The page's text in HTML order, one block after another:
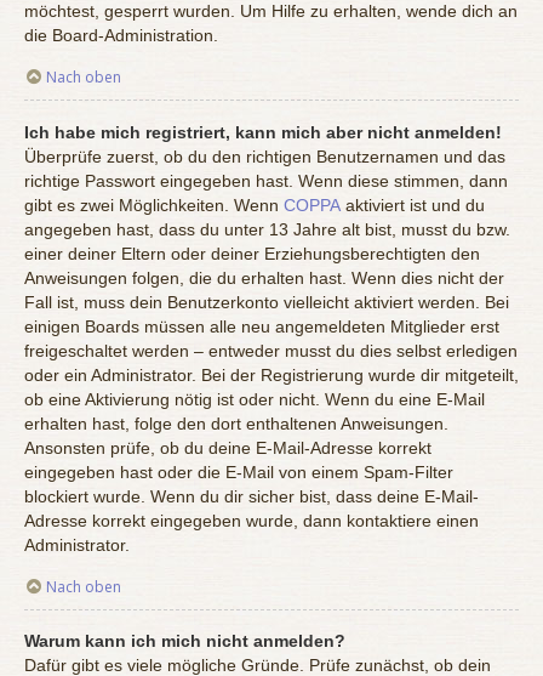
möchtest, gesperrt wurden. Um Hilfe zu erhalten, wende dich an
die Board-Administration.
Nach oben
Ich habe mich registriert, kann mich aber nicht anmelden!
Überprüfe zuerst, ob du den richtigen Benutzernamen und das
richtige Passwort eingegeben hast. Wenn diese stimmen, dann
gibt es zwei Möglichkeiten. Wenn COPPA aktiviert ist und du
angegeben hast, dass du unter 13 Jahre alt bist, musst du bzw.
einer deiner Eltern oder deiner Erziehungsberechtigten den
Anweisungen folgen, die du erhalten hast. Wenn dies nicht der
Fall ist, muss dein Benutzerkonto vielleicht aktiviert werden. Bei
einigen Boards müssen alle neu angemeldeten Mitglieder erst
freigeschaltet werden – entweder musst du dies selbst erledigen
oder ein Administrator. Bei der Registrierung wurde dir mitgeteilt,
ob eine Aktivierung nötig ist oder nicht. Wenn du eine E-Mail
erhalten hast, folge den dort enthaltenen Anweisungen.
Ansonsten prüfe, ob du deine E-Mail-Adresse korrekt
eingegeben hast oder die E-Mail von einem Spam-Filter
blockiert wurde. Wenn du dir sicher bist, dass deine E-Mail-
Adresse korrekt eingegeben wurde, dann kontaktiere einen
Administrator.
Nach oben
Warum kann ich mich nicht anmelden?
Dafür gibt es viele mögliche Gründe. Prüfe zunächst, ob dein